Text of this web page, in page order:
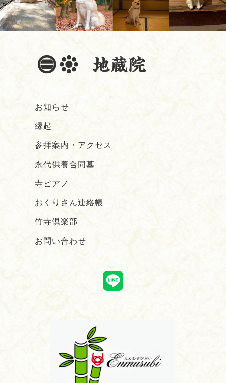
お知らせ
縁起
参拝案内・アクセス
永代供養合同墓
寺ピアノ
おくりさん連絡帳
竹寺倶楽部
お問い合わせ